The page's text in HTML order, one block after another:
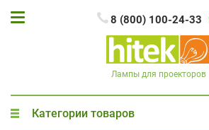
8 (800) 100-24-33
Лампы для проекторов
Категории товаров